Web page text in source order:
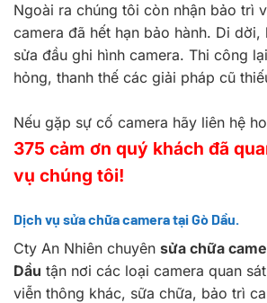
Ngoài ra chúng tôi còn nhận bảo trì
camera đã hết hạn bảo hành. Di dời,
sửa đầu ghi hình camera. Thi công
hỏng, thanh thế các giải pháp cũ
Nếu gặp sự cố camera hãy liên hệ
375 cảm ơn quý khách đã
vụ chúng tôi!
Dịch vụ sửa chữa camera tại Gò Dầu.
Cty An Nhiên chuyên sửa chữa
Dầu tận nơi các loại camera quan
viễn thông khác, sữa chữa, bảo trì